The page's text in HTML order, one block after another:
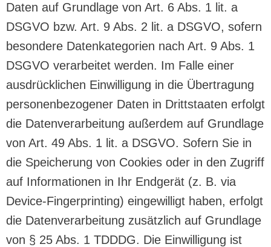
Daten auf Grundlage von Art. 6 Abs. 1 lit. a
DSGVO bzw. Art. 9 Abs. 2 lit. a DSGVO, sofern
besondere Datenkategorien nach Art. 9 Abs. 1
DSGVO verarbeitet werden. Im Falle einer
ausdrücklichen Einwilligung in die Übertragung
personenbezogener Daten in Drittstaaten erfolgt
die Datenverarbeitung außerdem auf Grundlage
von Art. 49 Abs. 1 lit. a DSGVO. Sofern Sie in
die Speicherung von Cookies oder in den Zugriff
auf Informationen in Ihr Endgerät (z. B. via
Device-Fingerprinting) eingewilligt haben, erfolgt
die Datenverarbeitung zusätzlich auf Grundlage
von § 25 Abs. 1 TDDDG. Die Einwilligung ist